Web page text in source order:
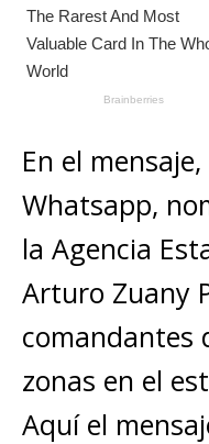
En el
Whatsapp,
la Agencia
Arturo Zuany
comandantes
zonas en el
Aquí el